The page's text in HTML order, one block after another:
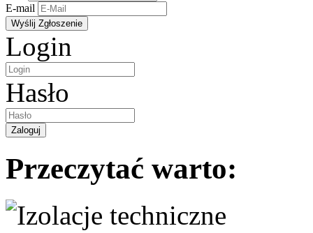
E-mail
Login
Hasło
Przeczytać warto: